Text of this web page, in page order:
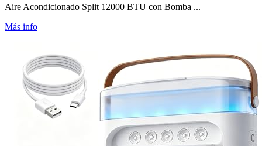
Aire Acondicionado Split 12000 BTU con Bomba ...
Más info